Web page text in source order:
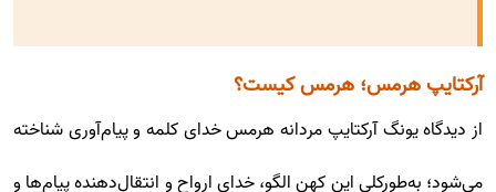
آرکتایپ هرمس؛ هرمس کیست؟
از دیدگاه یونگ آرکتایپ مردانه هرمس خدای کلمه و پیام‌آوری شناخته
می‌شود؛ به‌طورکلی این کهن الگو، خدای ارواح و انتقال‌دهنده پیام‌ها و